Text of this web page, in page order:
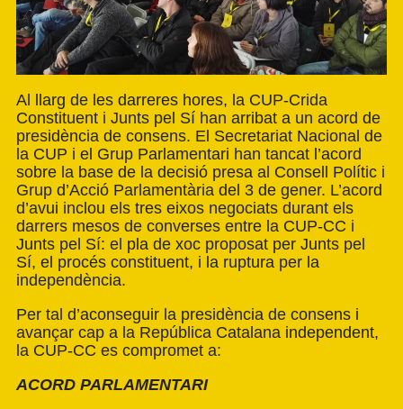
Al llarg de les darreres hores, la CUP-Crida
Constituent i Junts pel Sí han arribat a un acord de
presidència de consens. El Secretariat Nacional de
la CUP i el Grup Parlamentari han tancat l’acord
sobre la base de la decisió presa al Consell Polític i
Grup d’Acció Parlamentària del 3 de gener. L’acord
d’avui inclou els tres eixos negociats durant els
darrers mesos de converses entre la CUP-CC i
Junts pel Sí: el pla de xoc proposat per Junts pel
Sí, el procés constituent, i la ruptura per la
independència.
Per tal d’aconseguir la presidència de consens i
avançar cap a la República Catalana independent,
la CUP-CC es compromet a:
ACORD PARLAMENTARI